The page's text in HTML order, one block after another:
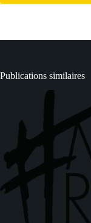
Publications similaires